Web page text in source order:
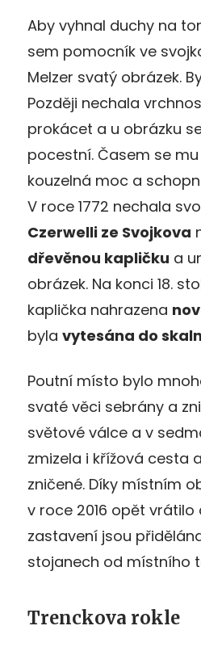
Aby vyhnal duchy na
sem pomocník ve
Melzer svatý obrázek.
Později nechala
prokácet a u obrázku
pocestní. Časem se
kouzelná moc a
V roce 1772 nechala
Czerwelli ze Svojkova
dřevěnou kapličku a
obrázek. Na konci 18.
kaplička nahrazena
byla vytesána do
Poutní místo bylo
svaté věci sebrány a
světové válce a v
zmizela i křížová cesta
zničené. Díky místním
v roce 2016 opět vrátilo
zastavení jsou
stojanech od místního
Trenckova rokle